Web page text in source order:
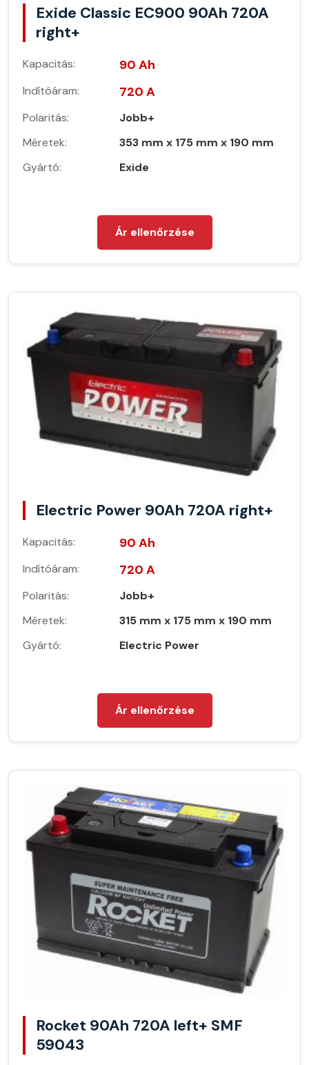
Exide Classic EC900 90Ah 720A
right+
Kapacitás: 90 Ah
Indítóáram: 720 A
Polaritás:
Jobb+
Méretek:
353 mm x 175 mm x 190 mm
Gyártó:
Exide
Ár ellenőrzése
Electric Power 90Ah 720A right+
Kapacitás: 90 Ah
Indítóáram: 720 A
Polaritás:
Jobb+
Méretek:
315 mm x 175 mm x 190 mm
Gyártó:
Electric Power
Ár ellenőrzése
Rocket 90Ah 720A left+ SMF
59043